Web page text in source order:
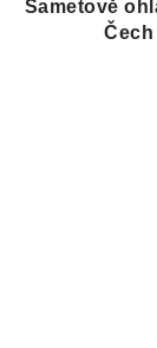
Sametově